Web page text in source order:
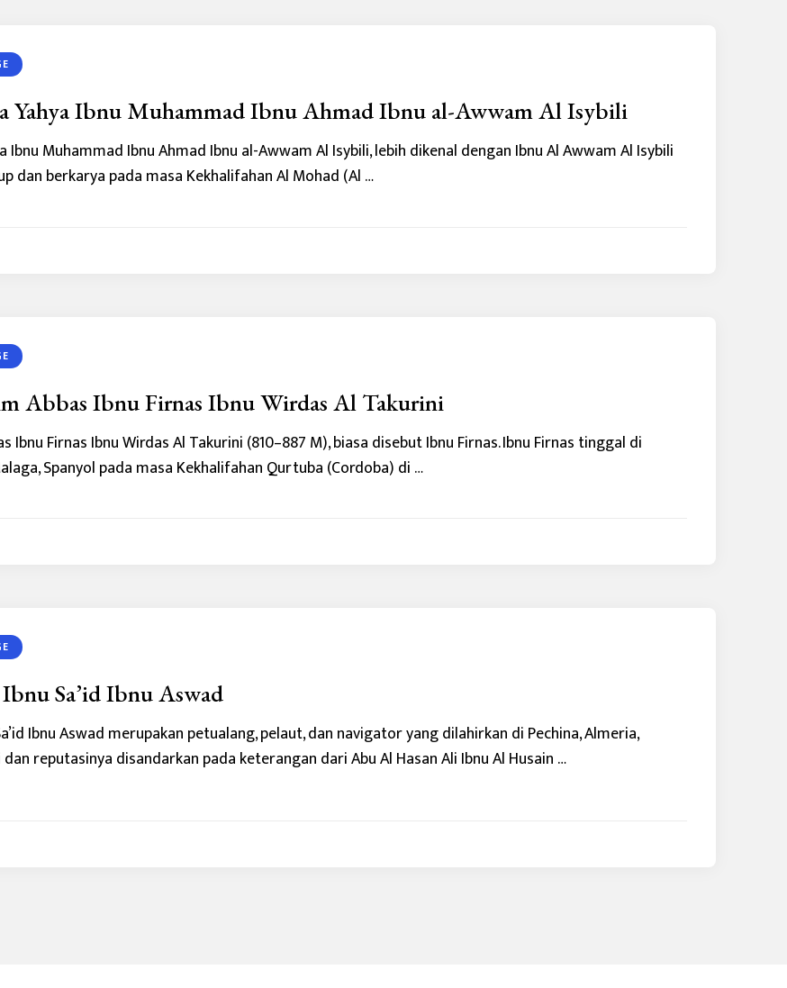
Yahya Ibnu Muhammad Ibnu Ahmad Ibnu al-Awwam Al Isybili
Ibnu Muhammad Ibnu Ahmad Ibnu al-Awwam Al Isybili, lebih dikenal dengan Ibnu Al Awwam Al Isybili
dan berkarya pada masa Kekhalifahan Al Mohad (Al …
Abbas Ibnu Firnas Ibnu Wirdas Al Takurini
Ibnu Firnas Ibnu Wirdas Al Takurini (810–887 M), biasa disebut Ibnu Firnas. Ibnu Firnas tinggal di
Spanyol pada masa Kekhalifahan Qurtuba (Cordoba) di …
Sa’id Ibnu Aswad
Ibnu Aswad merupakan petualang, pelaut, dan navigator yang dilahirkan di Pechina, Almeria,
dan reputasinya disandarkan pada keterangan dari Abu Al Hasan Ali Ibnu Al Husain …